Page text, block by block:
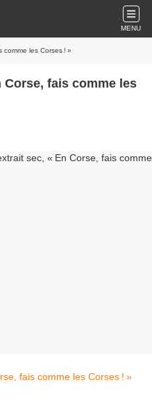
MENU
comme les Corses ! »
Corse, fais comme les